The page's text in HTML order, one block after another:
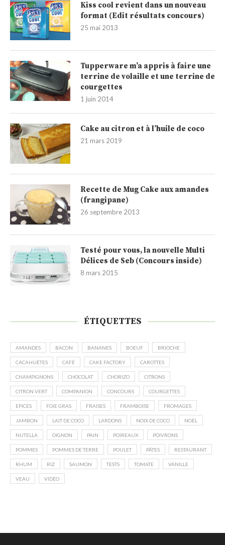
Kiss cool revient dans un nouveau
format (Edit résultats concours)
25 mai 2013
Tupperware m’a appris à faire une
terrine de volaille et une terrine de
courgettes
1 juin 2014
Cake au citron et à l’huile de coco
21 mars 2019
Recette de Mug Cake aux amandes
(frangipane)
26 septembre 2013
Testé pour vous, la nouvelle Multi
Délices de Seb (Concours inside)
8 mars 2015
ÉTIQUETTES
AMANDES BACON BANANES BOEUF BRIOCHE
CACAHUÈTES CAFÉ CAKE FACTORY CAROTTES
CHAMPIGNONS CHOCOLAT CHORIZO CITRONS
CITRON VERT COMPANION CONCOURS COURGETTES
EPICES FOIE GRAS FRAISES FRAMBOISE FROMAGES
JAMBON LAIT DE COCO LARDONS NOIX DE COCO NOËL
NUTELLA OIGNON PAIN POIREAUX POIVRONS
POMMES POMMES DE TERRE POULET PÂTES RESTAURANT
RHUM RIZ SAUMON TESTS TOMATE VANILLE
VEAU VIDÉO